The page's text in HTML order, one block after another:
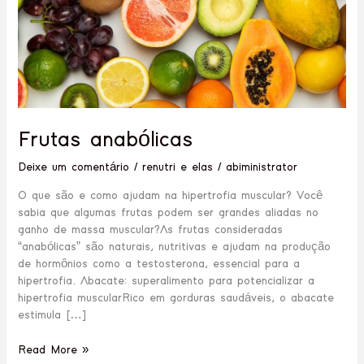
Frutas anabólicas
Deixe um comentário /renutri e elas /abiministrator
O que são e como ajudam na hipertrofia muscular? Você
sabia que algumas frutas podem ser grandes aliadas no
ganho de massa muscular?As frutas consideradas
“anabólicas” são naturais, nutritivas e ajudam na produção
de hormônios como a testosterona, essencial para a
hipertrofia. Abacate: superalimento para potencializar a
hipertrofia muscularRico em gorduras saudáveis, o abacate
estimula […]
Read More »